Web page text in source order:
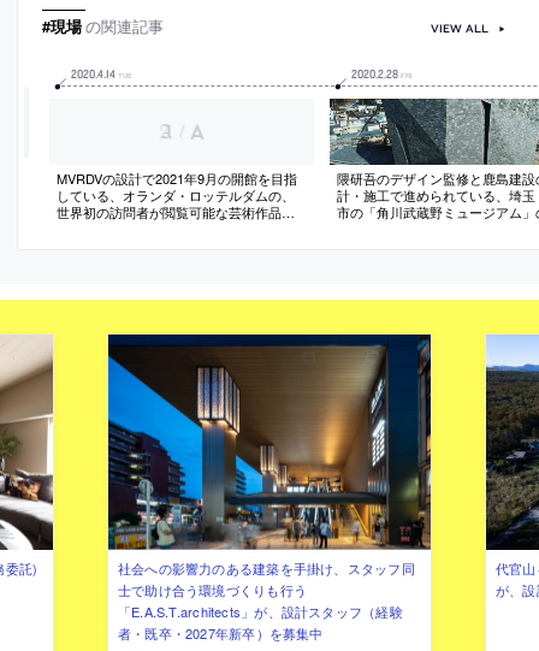
#現場の関連記事
2020.4.14 TUE
MVRDVの設計で2021年9月の開館を目指
している、オランダ・ロッテルダムの、
世界初の訪問者が閲覧可能な芸術作品の
の外観写真
2020.2.28 FRI
隈研吾のデザイン監修と鹿島建設
計・施工で進められている、埼玉
市の「角川武蔵野ミュージアム」
VIEW ALL
委託)
社会への影響力のある建築を手掛け、スタッフ同
士で助け合う環境づくりも行う
「E.A.S.T.architects」が、設計スタッフ（経験
者・既卒・2027年新卒）を募集中
代官
が、